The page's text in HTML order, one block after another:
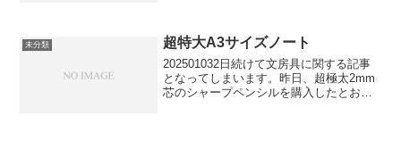
年齢になる...
未分類 超特大A3サイズノート
202501032日続けて文房具に関する記事
となってしまいます。昨日、超極太2mm
芯のシャープペンシルを購入したとお伝